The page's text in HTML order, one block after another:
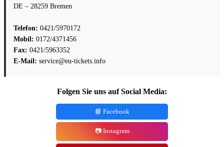
DE – 28259 Bremen
Telefon: 0421/5970172
Mobil: 0172/4371456
Fax: 0421/5963352
E-Mail: service@eu-tickets.info
Folgen Sie uns auf Social Media:
📘 Facebook
📷 Instagram